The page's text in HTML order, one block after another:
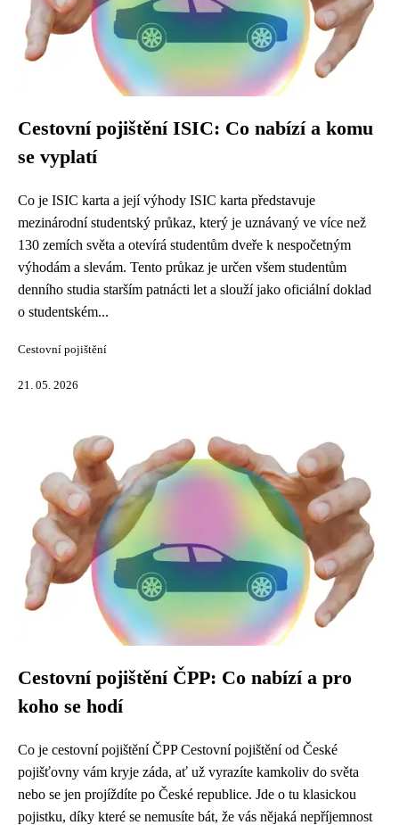
Cestovní pojištění ISIC: Co nabízí a komu
se vyplatí
Co je ISIC karta a její výhody ISIC karta představuje
mezinárodní studentský průkaz, který je uznávaný ve více než
130 zemích světa a otevírá studentům dveře k nespočetným
výhodám a slevám. Tento průkaz je určen všem studentům
denního studia starším patnácti let a slouží jako oficiální doklad
o studentském...
Cestovní pojištění
21. 05. 2026
Cestovní pojištění ČPP: Co nabízí a pro
koho se hodí
Co je cestovní pojištění ČPP Cestovní pojištění od České
pojišťovny vám kryje záda, ať už vyrazíte kamkoliv do světa
nebo se jen projíždíte po České republice. Jde o tu klasickou
pojistku, díky které se nemusíte bát, že vás nějaká nepříjemnost